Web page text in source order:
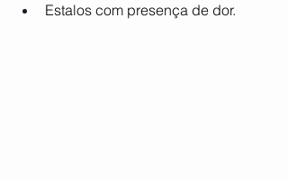
Estalos com presença de dor.